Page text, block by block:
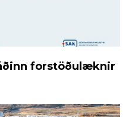
forstöðulæknir